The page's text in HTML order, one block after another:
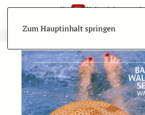
Zum Hauptinhalt springen